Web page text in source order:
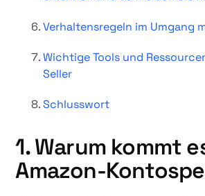
Verhaltensregeln im Umgang
Wichtige Tools und
Seller
Schlusswort
1. Warum kommt
Amazon-